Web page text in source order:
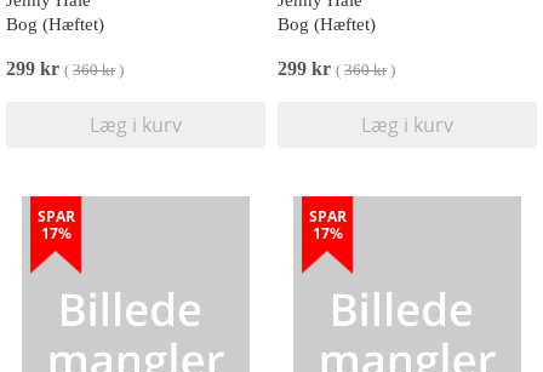
Bog (Hæftet)
299 kr ( 360 kr)
Læg i kurv
Bog (Hæftet)
299 kr ( 360 kr)
Læg i kurv
SPAR
17%
SPAR
17%